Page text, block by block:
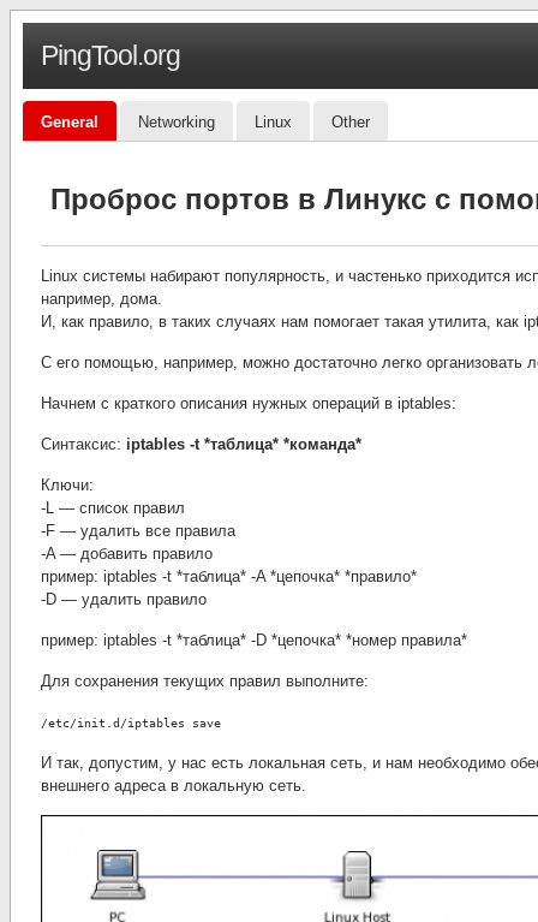
PingTool.org
General Networking Linux Other
Проброс портов в Линукс с
Linux системы набирают популярность, и частенько приходится
например, дома.
И, как правило, в таких случаях нам помогает такая утилита,
C его помощью, например, можно достаточно легко организовать
Начнем с краткого описания нужных операций в iptables:
Синтаксис: iptables -t *таблица* *команда*
Ключи:
-L — список правил
-F — удалить все правила
-A — добавить правило
пример: iptables -t *таблица* -A *цепочка* *правило*
-D — удалить правило
пример: iptables -t *таблица* -D *цепочка* *номер правила*
Для сохранения текущих правил выполните:
/etc/init.d/iptables save
И так, допустим, у нас есть локальная сеть, и нам необходимо
внешнего адреса в локальную сеть.